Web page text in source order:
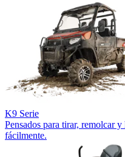
K9 Serie
Pensados para tirar, remolcar y
fácilmente.